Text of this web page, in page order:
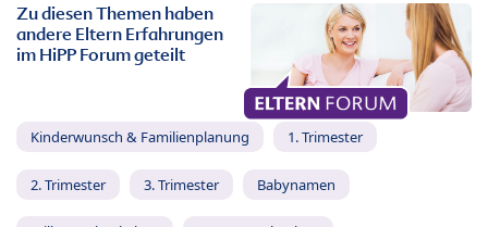
Zu diesen Themen haben
andere Eltern Erfahrungen
im HiPP Forum geteilt
Kinderwunsch & Familienplanung 1. Trimester
2. Trimester 3. Trimester Babynamen